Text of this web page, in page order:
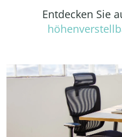
Entdecken Sie